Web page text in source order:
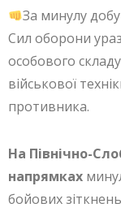
За минулу добу
Сил оборони
особового
військової
противника.
На Північно-
напрямках
бойових